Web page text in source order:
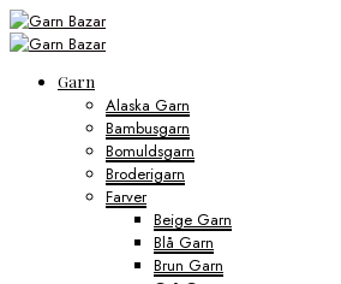
Garn
Alaska Garn
Bambusgarn
Bomuldsgarn
Broderigarn
Farver
Beige Garn
Blå Garn
Brun Garn